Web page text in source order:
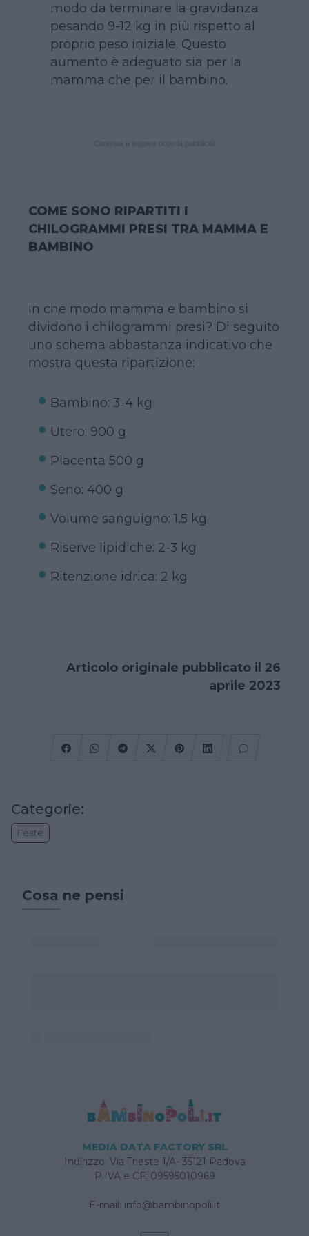
modo da terminare la gravidanza
pesando 9-12 kg in più rispetto al
proprio peso iniziale. Questo
aumento è adeguato sia per la
mamma che per il bambino.
COME SONO RIPARTITI I
CHILOGRAMMI PRESI TRA MAMMA E
BAMBINO
In che modo mamma e bambino si
dividono i chilogrammi presi? Di seguito
uno schema abbastanza indicativo che
mostra questa ripartizione:
Bambino: 3-4 kg
Utero: 900 g
Placenta 500 g
Seno: 400 g
Volume sanguigno: 1,5 kg
Riserve lipidiche: 2-3 kg
Ritenzione idrica: 2 kg
Articolo originale pubblicato il 26
aprile 2023
Categorie:
Feste
Cosa ne pensi
MEDIA DATA FACTORY SRL
Indirizzo: Via Trieste 1/A- 35121 Padova
P.IVA e CF: 09595010969
E-mail: info@bambinopoli.it